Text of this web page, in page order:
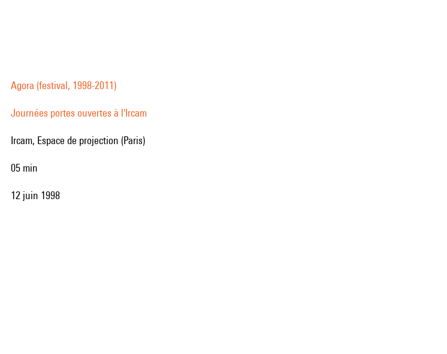
Agora (festival, 1998-2011)
Journées portes ouvertes à l'Ircam
Ircam, Espace de projection (Paris)
05 min
12 juin 1998